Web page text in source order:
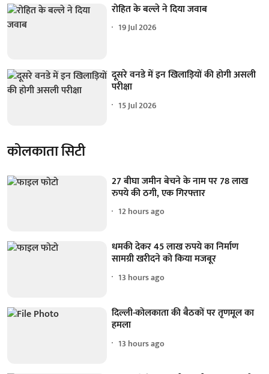
रोहित के बल्ले ने दिया जवाब
19 Jul 2026
दूसरे वनडे में इन खिलाड़ियों की होगी असली
परीक्षा
15 Jul 2026
कोलकाता सिटी
27 बीघा जमीन बेचने के नाम पर 78 लाख
रुपये की ठगी, एक गिरफ्तार
12 hours ago
धमकी देकर 45 लाख रुपये का निर्माण
सामग्री खरीदने को किया मजबूर
13 hours ago
दिल्ली-कोलकाता की बैठकों पर तृणमूल का
हमला
13 hours ago